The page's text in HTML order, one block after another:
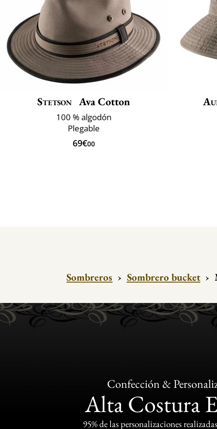
Stetson Ava Cotton
100 % algodón
Plegable
69€00
Sombreros › Sombrero bucket ›
Confección &
Alta Costura
95% de las personalizaciones